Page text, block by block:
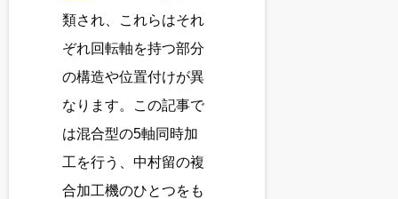
類され、これらはそれ
ぞれ回転軸を持つ部分
の構造や位置付けが異
なります。この記事で
は混合型の5軸同時加
工を行う、中村留の複
合加工機のひとつをも